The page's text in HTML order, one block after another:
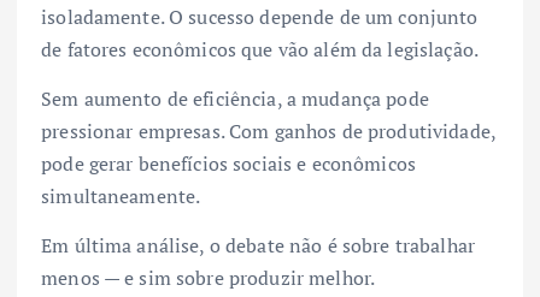
isoladamente. O sucesso depende de um conjunto
de fatores econômicos que vão além da legislação.
Sem aumento de eficiência, a mudança pode
pressionar empresas. Com ganhos de produtividade,
pode gerar benefícios sociais e econômicos
simultaneamente.
Em última análise, o debate não é sobre trabalhar
menos — e sim sobre produzir melhor.